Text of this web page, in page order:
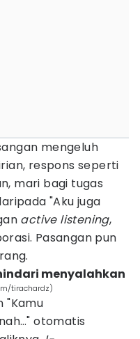
mengeluh
respons seperti
mari bagi tugas
"Aku juga
active listening,
Pasangan pun
menyalahkan
tirachardz)
"Kamu
otomatis